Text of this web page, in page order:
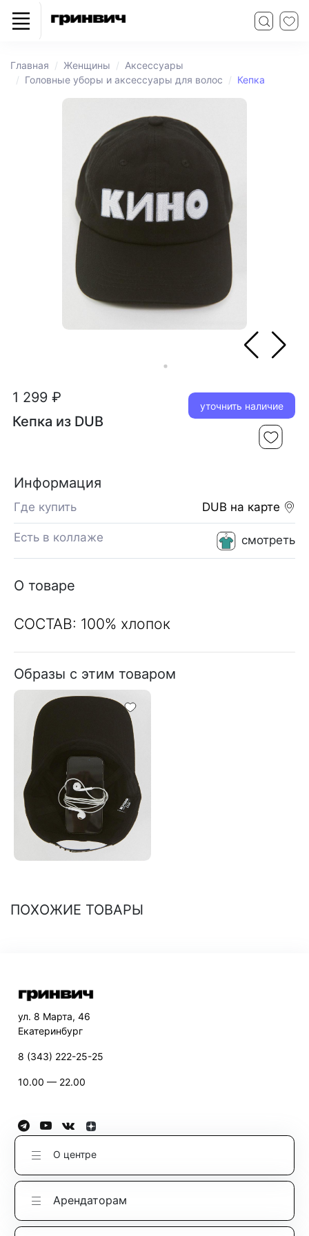
Главная Женщины
Аксессуары
Головные уборы и аксессуары для волос
Кепка
1 299 ₽
Кепка из DUB
уточнить наличие
Информация
DUB на карте
Где купить
смотреть
Есть в коллаже
О товаре
СОСТАВ: 100% хлопок
Образы с этим товаром
ПОХОЖИЕ ТОВАРЫ
ул. 8 Марта, 46
Екатеринбург
8 (343) 222-25-25
10.00 — 22.00
О центре
Арендаторам